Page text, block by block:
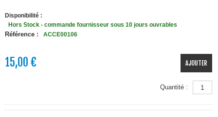
Disponibilité :
Hors Stock - commande fournisseur sous 10 jours ouvrables
Référence : ACCE00106
15,00 € AJOUTER
Quantité :